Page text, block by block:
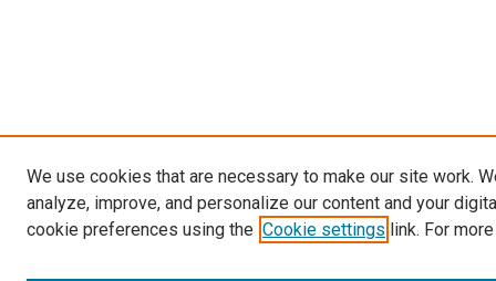
We use cookies that are necessary to make our site work.
analyze, improve, and personalize our content and your
cookie preferences using the Cookie settings link. For